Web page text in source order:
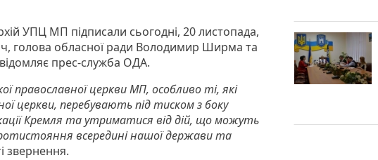
УПЦ МП підписали сьогодні, 20 листопада,
голова обласної ради Володимир Ширма та
прес-служба ОДА.
православної церкви МП, особливо ті, які
церкви, перебувають під тиском з боку
Кремля та утриматися від дій, що можуть
всередині нашої держави та
звернення.